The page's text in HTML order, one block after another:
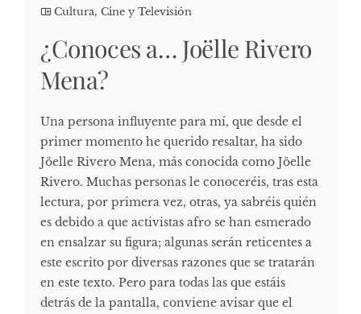
Cultura, Cine y Televisión
¿Conoces a… Joëlle Rivero
Mena?
Una persona influyente para mí, que desde el
primer momento he querido resaltar, ha sido
Jöelle Rivero Mena, más conocida como Jöelle
Rivero. Muchas personas le conoceréis, tras esta
lectura, por primera vez, otras, ya sabréis quién
es debido a que activistas afro se han esmerado
en ensalzar su figura; algunas serán reticentes a
este escrito por diversas razones que se tratarán
en este texto. Pero para todas las que estáis
detrás de la pantalla, conviene avisar que el